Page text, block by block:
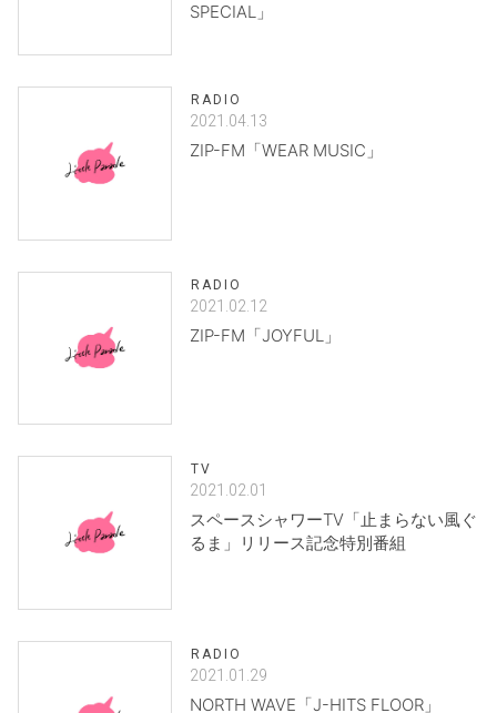
SPECIAL」
RADIO
2021.04.13
ZIP-FM「WEAR MUSIC」
RADIO
2021.02.12
ZIP-FM「JOYFUL」
TV
2021.02.01
スペースシャワーTV「止まらない風ぐ
るま」リリース記念特別番組
RADIO
2021.01.29
NORTH WAVE「J-HITS FLOOR」